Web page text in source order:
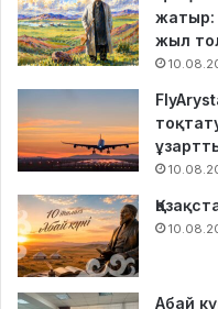
жатыр:
жыл
Абай